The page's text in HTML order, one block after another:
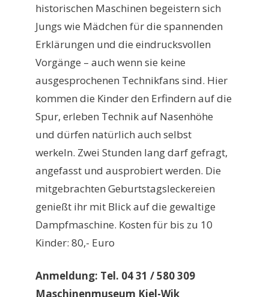
historischen Maschinen begeistern sich
Jungs wie Mädchen für die spannenden
Erklärungen und die eindrucksvollen
Vorgänge – auch wenn sie keine
ausgesprochenen Technikfans sind. Hier
kommen die Kinder den Erfindern auf die
Spur, erleben Technik auf Nasenhöhe
und dürfen natürlich auch selbst
werkeln. Zwei Stunden lang darf gefragt,
angefasst und ausprobiert werden. Die
mitgebrachten Geburtstagsleckereien
genießt ihr mit Blick auf die gewaltige
Dampfmaschine. Kosten für bis zu 10
Kinder: 80,- Euro
Anmeldung: Tel. 04 31 / 580 309
Maschinenmuseum Kiel-Wik